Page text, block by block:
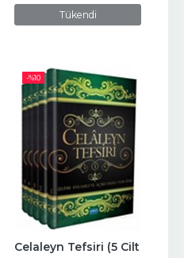
Tükendi
-%10
Celaleyn Tefsiri (5 Cilt